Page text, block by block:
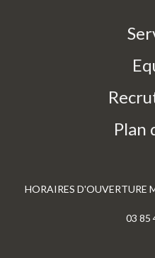
Plan
HORAIRES D'OUVERTURE
03 85